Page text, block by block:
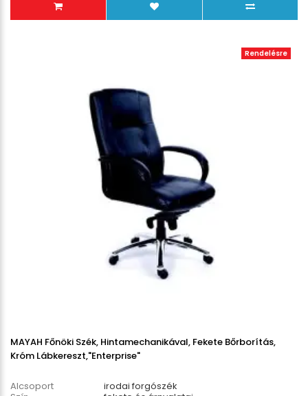
Rendelésre
MAYAH Főnöki Szék, Hintamechanikával, Fekete Bőrborítás,
Króm Lábkereszt,"Enterprise"
Alcsoport
irodai forgószék